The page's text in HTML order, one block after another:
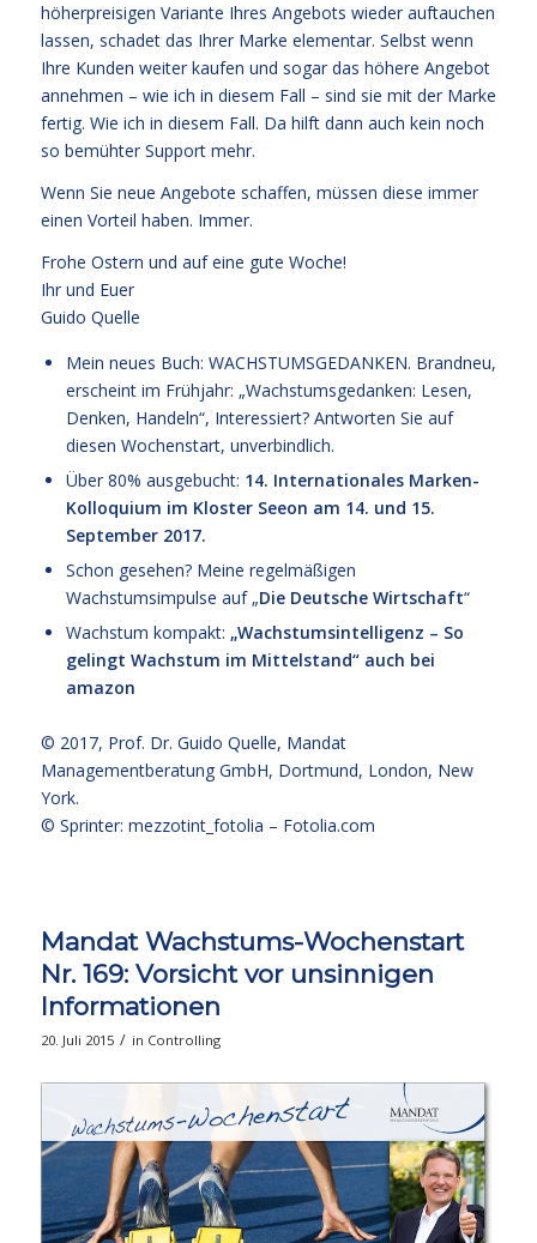
höherpreisigen Variante Ihres Angebots wieder auftauchen
lassen, schadet das Ihrer Marke elementar. Selbst wenn
Ihre Kunden weiter kaufen und sogar das höhere Angebot
annehmen – wie ich in diesem Fall – sind sie mit der Marke
fertig. Wie ich in diesem Fall. Da hilft dann auch kein noch
so bemühter Support mehr.
Wenn Sie neue Angebote schaffen, müssen diese immer
einen Vorteil haben. Immer.
Frohe Ostern und auf eine gute Woche!
Ihr und Euer
Guido Quelle
Mein neues Buch: WACHSTUMSGEDANKEN. Brandneu,
erscheint im Frühjahr: „Wachstumsgedanken: Lesen,
Denken, Handeln“, Interessiert? Antworten Sie auf
diesen Wochenstart, unverbindlich.
Über 80% ausgebucht: 14. Internationales Marken-
Kolloquium im Kloster Seeon am 14. und 15.
September 2017.
Schon gesehen? Meine regelmäßigen
Wachstumsimpulse auf „Die Deutsche Wirtschaft“
Wachstum kompakt: „Wachstumsintelligenz – So
gelingt Wachstum im Mittelstand“ auch bei
amazon
© 2017, Prof. Dr. Guido Quelle, Mandat
Managementberatung GmbH, Dortmund, London, New
York.
© Sprinter: mezzotint_fotolia – Fotolia.com
Mandat Wachstums-Wochenstart
Nr. 169: Vorsicht vor unsinnigen
Informationen
20. Juli 2015 / in Controlling